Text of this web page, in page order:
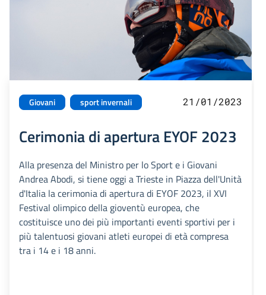
Giovani sport invernali 21/01/2023
Cerimonia di apertura EYOF 2023
Alla presenza del Ministro per lo Sport e i Giovani
Andrea Abodi, si tiene oggi a Trieste in Piazza dell'Unità
d'Italia la cerimonia di apertura di EYOF 2023, il XVI
Festival olimpico della gioventù europea, che
costituisce uno dei più importanti eventi sportivi per i
più talentuosi giovani atleti europei di età compresa
tra i 14 e i 18 anni.